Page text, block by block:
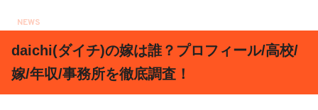
NEWS
daichi(ダイチ)の嫁は誰？プロフィール/高校/
嫁/年収/事務所を徹底調査！